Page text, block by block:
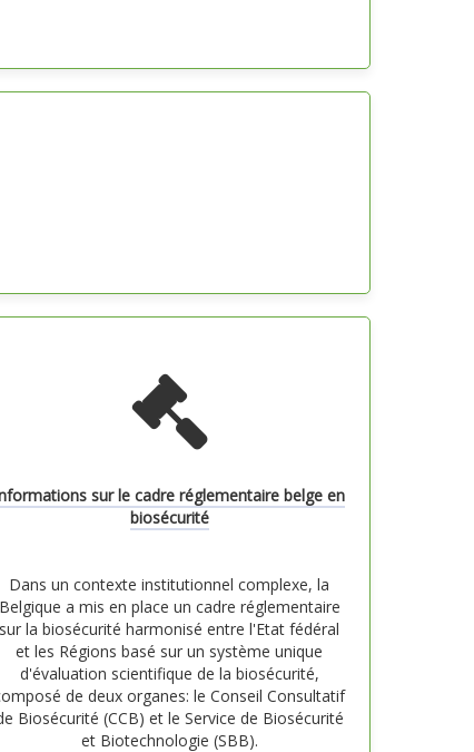
sur le cadre réglementaire belge en
biosécurité
Dans un contexte institutionnel complexe, la
Belgique a mis en place un cadre réglementaire
sur la biosécurité harmonisé entre l'Etat fédéral
et les Régions basé sur un système unique
d'évaluation scientifique de la biosécurité,
de deux organes: le Conseil Consultatif
Biosécurité (CCB) et le Service de Biosécurité
et Biotechnologie (SBB).